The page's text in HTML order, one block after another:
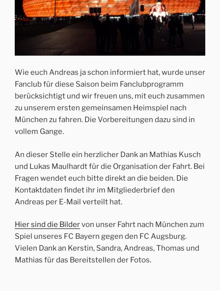
Wie euch Andreas ja schon informiert hat, wurde unser
Fanclub für diese Saison beim Fanclubprogramm
berücksichtigt und wir freuen uns, mit euch zusammen
zu unserem ersten gemeinsamen Heimspiel nach
München zu fahren. Die Vorbereitungen dazu sind in
vollem Gange.
An dieser Stelle ein herzlicher Dank an Mathias Kusch
und Lukas Maulhardt für die Organisation der Fahrt. Bei
Fragen wendet euch bitte direkt an die beiden. Die
Kontaktdaten findet ihr im Mitgliederbrief den
Andreas per E-Mail verteilt hat.
Hier sind die Bildervon unser Fahrt nach München zum
Spiel unseres FC Bayern gegen den FC Augsburg.
Vielen Dank an Kerstin, Sandra, Andreas, Thomas und
Mathias für das Bereitstellen der Fotos.